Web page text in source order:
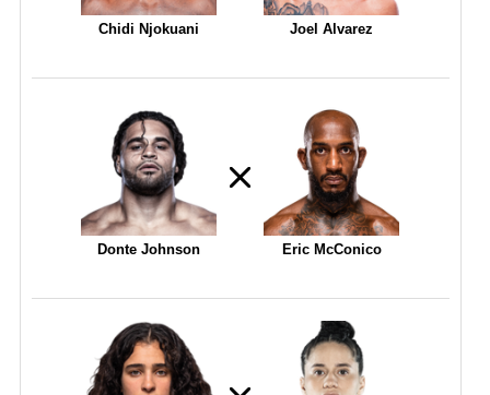
Chidi Njokuani Joel Alvarez
Donte Johnson Eric McConico